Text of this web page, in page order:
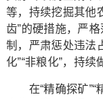
等，持续挖掘其他
齿”的硬措施，严
制，严肃惩处违法
化”“非粮化”，持续
在“精确探矿”“